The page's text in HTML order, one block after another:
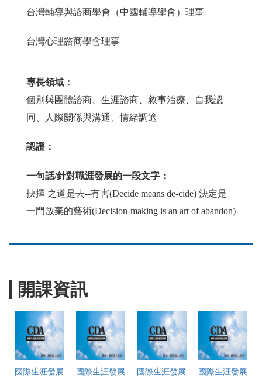
台灣輔導與諮商學會（中國輔導學會）理事
台灣心理諮商學會理事
專長領域：
個別與團體諮商、生涯諮商、敘事治療、自我認
同、人際關係與溝通、情緒調適
認證：
一句話/針對職涯發展的一段文字：
抉擇 之道是去--有害(Decide means de-cide) 決定是
一門放棄的藝術(Decision-making is an art of abandon)
開課資訊
國際生涯發展
國際生涯發展
國際生涯發展
國際生涯發展